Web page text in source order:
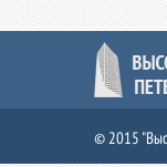
© 2015